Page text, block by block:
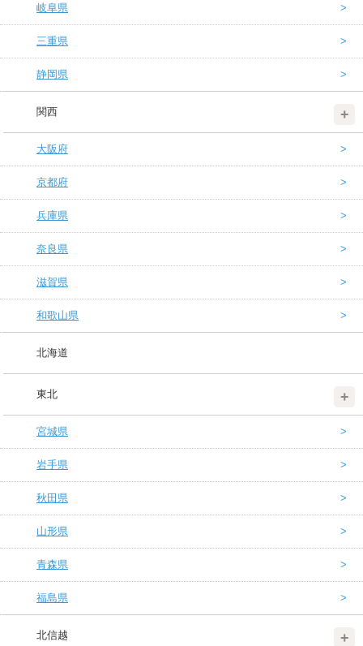
岐阜県
三重県
静岡県
関西
大阪府
京都府
兵庫県
奈良県
滋賀県
和歌山県
北海道
東北
宮城県
岩手県
秋田県
山形県
青森県
福島県
北信越